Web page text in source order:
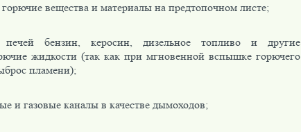
горючие вещества и материалы на предтопочном листе;
бензин, керосин, дизельное топливо и другие
жидкости (так как при мгновенной вспышке горючего
пламени);
и газовые каналы в качестве дымоходов;